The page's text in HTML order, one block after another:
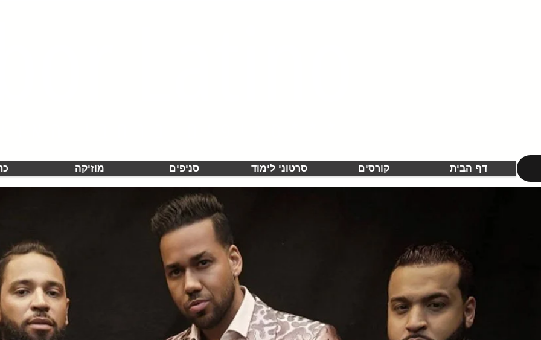
דף הבית קורסים סרטוני לימוד סניפים מוזיקה